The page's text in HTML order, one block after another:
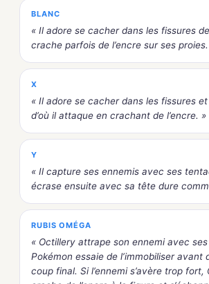
BLANC
« Il adore se cacher dans les fissures
crache parfois de l’encre sur ses
X
« Il adore se cacher dans les fissures
d’où il attaque en crachant de l’encre. »
Y
« Il capture ses ennemis avec ses
écrase ensuite avec sa tête dure
RUBIS OMÉGA
« Octillery attrape son ennemi avec
Pokémon essaie de l’immobiliser avant
coup final. Si l’ennemi s’avère trop fort,